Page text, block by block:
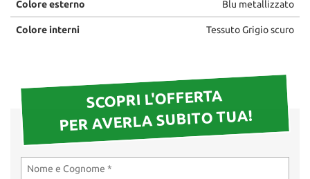
Colore esterno Blu metallizzato
Colore interni Tessuto Grigio scuro
SCOPRI L'OFFERTA
PER AVERLA SUBITO TUA!
policy.
rivedere
tue
scelte
in
qualsiasi
momento.